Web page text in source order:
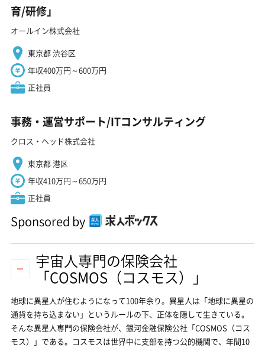
育/研修」
オールイン株式会社
東京都 渋谷区
年収400万円～600万円
正社員
事務・運営サポート/ITコンサルティング
クロス・ヘッド株式会社
東京都 港区
年収410万円～650万円
正社員
Sponsored by
宇宙人専門の保険会社
「COSMOS（コスモス）」
地球に異星人が住むようになって100年余り。異星人は「地球に異星の
通貨を持ち込まない」というルールの下、正体を隠して生きている。
そんな異星人専門の保険会社が、銀河金融保険公社「COSMOS（コス
モス）」である。コスモスは世界中に支部を持つ公的機関で、年間10